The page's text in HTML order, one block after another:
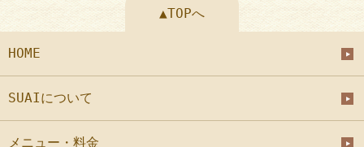
▲TOPへ
HOME
SUAIについて
メニュー・料金